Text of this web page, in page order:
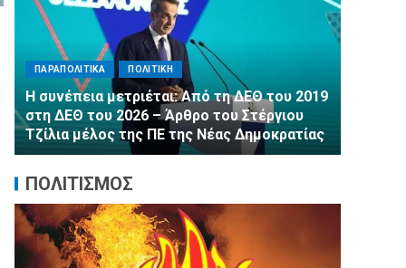
ΠΑΡΑΠΟΛΙΤΙΚΑ ΠΟΛΙΤΙΚΗ
Η συνέπεια μετριέται: Από τη ΔΕΘ του 2019
στη ΔΕΘ του 2026 – Άρθρο του Στέργιου
Τζίλια μέλος της ΠΕ της Νέας Δημοκρατίας
ΠΟΛΙΤΙΣΜΟΣ